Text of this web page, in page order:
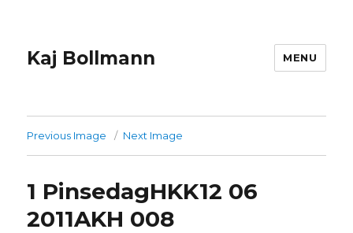
Kaj Bollmann MENU
Previous Image Next Image
1 PinsedagHKK12 06
2011AKH 008